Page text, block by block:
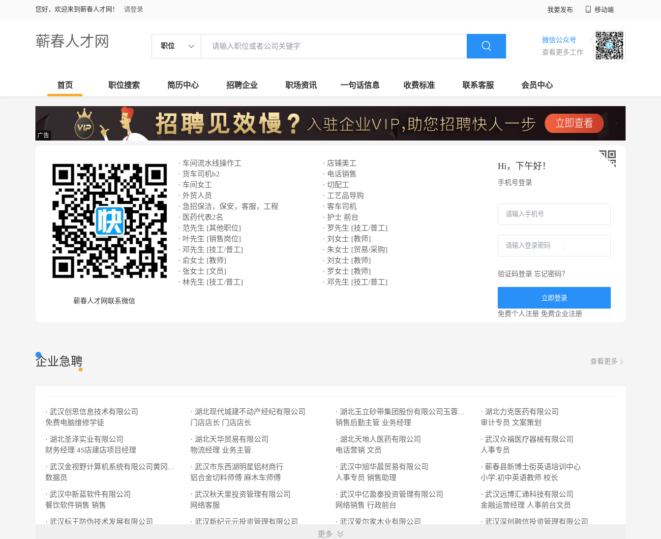
您好，欢迎来到蕲春人才网！ 请登录 我要发布 移动端
蕲春人才网 职位
微信公众号
查看更多工作
首页 职位搜索 简历中心 招聘企业 职场资讯 一句话信息 收费标准 联系客服 会员中心
广告
蕲春人才网联系微信
· 车间流水线操作工
· 店铺美工
· 货车司机b2
· 电话销售
· 车间女工
· 切配工
· 外贸人员
· 工艺品导购
· 急招保洁，保安，客服，工程
· 客车司机
· 医药代表2名
· 护士 前台
· 范先生 [其他职位]
· 罗先生 [技工/普工]
· 叶先生 [销售岗位]
· 刘女士 [教师]
· 邓先生 [技工/普工]
· 朱女士 [贸易/采购]
· 俞女士 [教师]
· 刘女士 [教师]
· 张女士 [文员]
· 罗女士 [教师]
· 林先生 [技工/普工]
· 邓先生 [技工/普工]
Hi， 下午好！
手机号登录
验证码登录 忘记密码？
立即登录
免费个人注册 免费企业注册
企业急聘 查看更多
· 武汉创思信息技术有限公司
免费电脑维修学徒
· 湖北现代城建不动产经纪有限公司
门店店长 门店店长
· 湖北玉立砂带集团股份有限公司玉蓉食品分公
销售后勤主管 业务经理
· 湖北力克医药有限公司
审计专员 文案策划
· 湖北圣泽实业有限公司
财务经理 4S店建店项目经理
· 湖北天华贸易有限公司
物流经理 业务主管
· 湖北天地人医药有限公司
电话营销 文员
· 武汉众福医疗器械有限公司
人事专员
· 武汉金视野计算机系统有限公司黄冈办事处
数据员
· 武汉市东西湖明星铝材商行
铝合金切料师傅 麻木车师傅
· 武汉中旭华晨贸易有限公司
人事专员 销售助理
· 蕲春县新博士街英语培训中心
小学.初中英语教师 校长
· 武汉中新蓝软件有限公司
餐饮软件销售 销售
· 武汉秋天里投资管理有限公司
网络客服
· 武汉中亿盈泰投资管理有限公司
网络销售 行政前台
· 武汉远博汇通科技有限公司
金融运营经理 人事前台文员
· 武汉标王防伪技术发展有限公司
· 武汉新纪元元投资管理有限公司
· 武汉爱尔家木业有限公司
办公室文员
· 武汉深创融信投资管理有限公司
更多